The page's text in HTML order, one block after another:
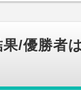
/優勝者